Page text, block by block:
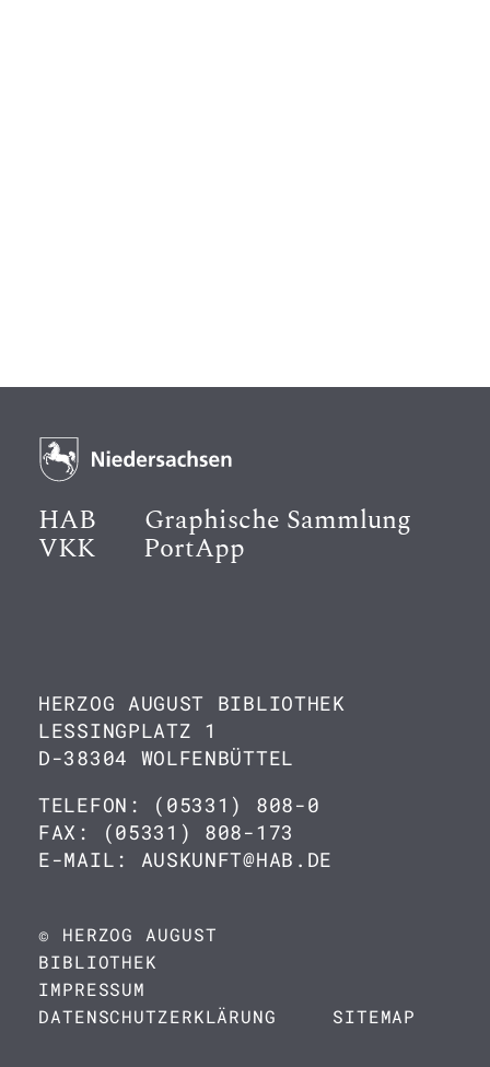
HAB Graphische Sammlung
VKK PortApp
HERZOG AUGUST BIBLIOTHEK
LESSINGPLATZ 1
D-38304 WOLFENBÜTTEL
TELEFON: (05331) 808-0
FAX: (05331) 808-173
E-MAIL: AUSKUNFT@HAB.DE
© HERZOG AUGUST
BIBLIOTHEK
IMPRESSUM
DATENSCHUTZERKLÄRUNG
SITEMAP